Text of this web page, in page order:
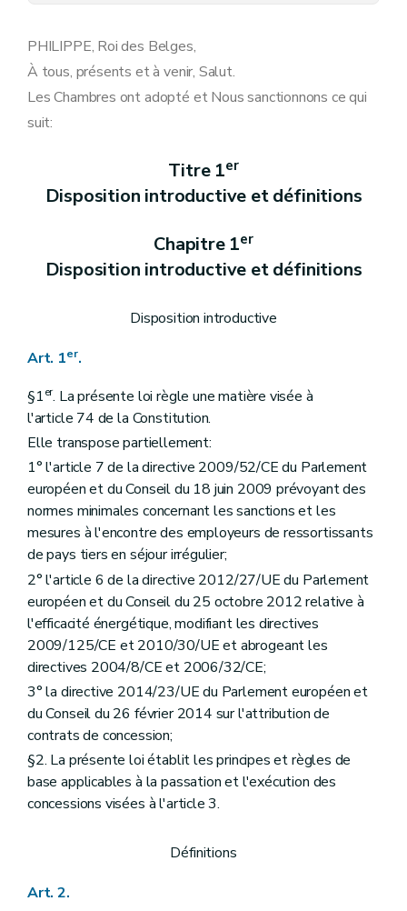
Art. 16
Art. 17
Chapitre 3 Concessions et contrats mixtes ou destinés à plusieurs activités
Art. 18
Titre 3 Dispositions générales
Art. 27
Art. 28
Art. 32
Art. 33
Art. 34
Art. 35
Art. 36
Art. 37
Titre 4
Dispositions applicables à la passation des concessions
Chapitre 1er
Principes
Art. 38
Chapitre 2 Préparation
Art. 39
Art. 40
Art. 41
Chapitre 3 Publicité et transparence
Art. 42
Art. 43
Art. 44
Art. 45
Chapitre 4 Attribution des concessions
Art. 47
Art. 48
Art. 49
Art. 50
Art. 51
Art. 52
Art. 53
Art. 57
PHILIPPE, Roi des Belges,
À tous, présents et à venir, Salut.
Les Chambres ont adopté et Nous sanctionnons ce qui
suit:
Titre 1er
Disposition introductive et définitions
Chapitre 1er
Disposition introductive et définitions
Disposition introductive
Art. 1er.
§1er. La présente loi règle une matière visée à
l'article 74 de la Constitution.
Elle transpose partiellement:
1° l'article 7 de la directive 2009/52/CE du Parlement
européen et du Conseil du 18 juin 2009 prévoyant des
normes minimales concernant les sanctions et les
mesures à l'encontre des employeurs de ressortissants
de pays tiers en séjour irrégulier;
2° l'article 6 de la directive 2012/27/UE du Parlement
européen et du Conseil du 25 octobre 2012 relative à
l'efficacité énergétique, modifiant les directives
2009/125/CE et 2010/30/UE et abrogeant les
directives 2004/8/CE et 2006/32/CE;
3° la directive 2014/23/UE du Parlement européen et
du Conseil du 26 février 2014 sur l'attribution de
contrats de concession;
§2. La présente loi établit les principes et règles de
base applicables à la passation et l'exécution des
concessions visées à l'article 3.
Définitions
Art. 2.